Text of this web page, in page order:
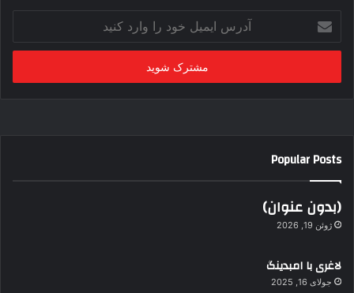
ر
ا
خ
و
د
ر
ا
ر
Popular Posts
(بدون عنوان)
ژوئن 19, 2026
لاغری با امبدینگ
جولای 16, 2025